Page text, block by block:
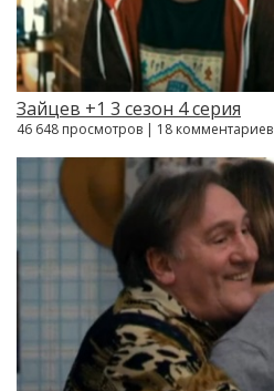
Зайцев +1 3 сезон 4 серия
46 648 просмотров | 18 комментариев